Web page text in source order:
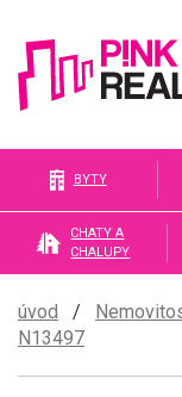
Pink
BYTY
CHATY A
CHALUPY
úvod /
N13497